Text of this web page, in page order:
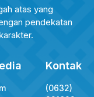
atas yang
pendekatan
Kontak
(0632)